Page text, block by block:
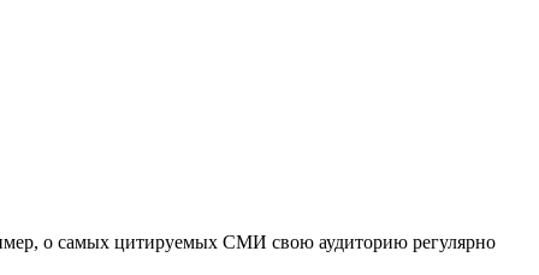
о самых цитируемых СМИ свою аудиторию регулярно